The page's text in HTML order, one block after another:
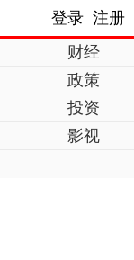
登录 注册
财经
政策
投资
影视